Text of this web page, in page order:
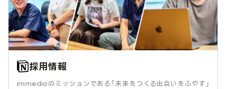
採用情報
immedioのミッションである「未来をつくる出会いをふやす」